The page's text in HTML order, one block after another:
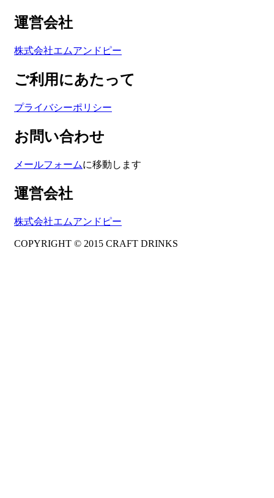
運営会社
株式会社エムアンドピー
ご利用にあたって
プライバシーポリシー
お問い合わせ
メールフォームに移動します
運営会社
株式会社エムアンドピー
COPYRIGHT © 2015 CRAFT DRINKS